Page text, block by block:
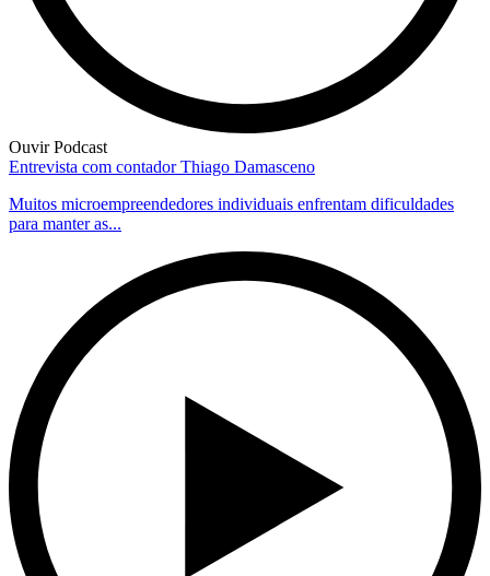
Ouvir Podcast
Entrevista com contador Thiago Damasceno
Muitos microempreendedores individuais enfrentam dificuldades
para manter as...